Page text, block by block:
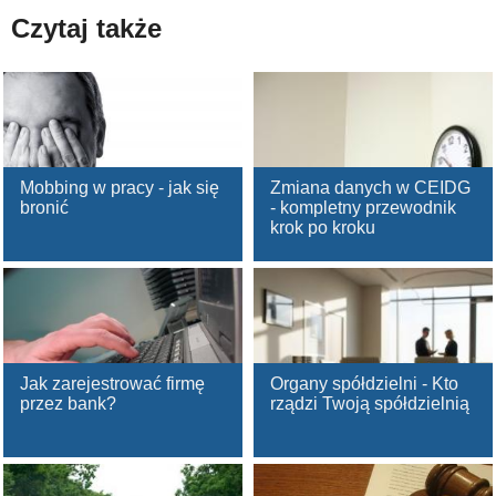
Czytaj także
Mobbing w pracy - jak się
bronić
Zmiana danych w CEIDG
- kompletny przewodnik
krok po kroku
Jak zarejestrować firmę
przez bank?
Organy spółdzielni - Kto
rządzi Twoją spółdzielnią